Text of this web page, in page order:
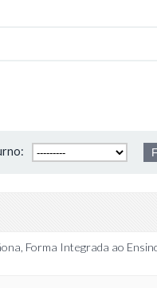
Forma Integrada ao